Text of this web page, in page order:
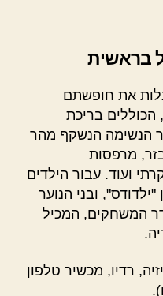
בראשית
את חופשתם
בריכת
הנשימה הנשקף מהר
מרפסות
ועוד. עבור הילדים
"ילדודס", ובני הנוער
המשחקים, המכיל
רדיו, מכשיר טלפון